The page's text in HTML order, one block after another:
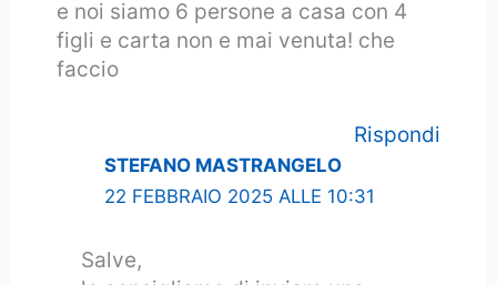
e noi siamo 6 persone a casa con 4
figli e carta non e mai venuta! che
faccio
Rispondi
STEFANO MASTRANGELO
22 FEBBRAIO 2025 ALLE 10:31
Salve,